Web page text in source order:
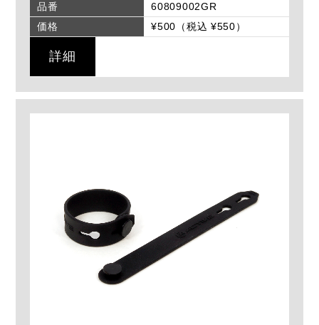
品番
60809002GR
価格
¥500（税込 ¥550）
詳細